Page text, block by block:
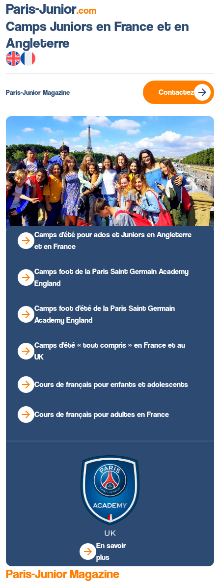
Paris-Junior.com
Camps Juniors en France et en
Angleterre
Paris-Junior Magazine Contactez
Camps d’été pour ados et Juniors en Angleterre
et en France
Camps foot de la Paris Saint Germain Academy
England
Camps foot d’été de la Paris Saint Germain
Academy England
Camps d’été « tout compris » en France et au
UK
Cours de français pour enfants et adolescents
Cours de français pour adultes en France
En savoir
plus
Paris-Junior Magazine